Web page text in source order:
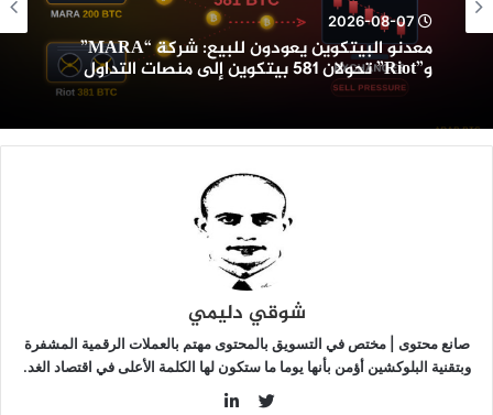
إلى
منصات
2026-08-07
معدنو البيتكوين يعودون للبيع: شركة “MARA”
و”Riot” تحولان 581 بيتكوين إلى منصات التداول
شوقي دليمي
صانع محتوى | مختص في التسويق بالمحتوى مهتم بالعملات الرقمية المشفرة
وبتقنية البلوكشين أؤمن بأنها يوما ما ستكون لها الكلمة الأعلى في اقتصاد الغد.